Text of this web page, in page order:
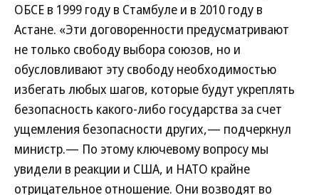
ОБСЕ в 1999 году в Стамбуле и в 2010 году в
Астане. «Эти договоренности предусматривают
не только свободу выбора союзов, но и
обусловливают эту свободу необходимостью
избегать любых шагов, которые будут укреплять
безопасность какого-либо государства за счет
ущемления безопасности других,— подчеркнул
министр.— По этому ключевому вопросу мы
увидели в реакции и США, и НАТО крайне
отрицательное отношение. Они возводят во